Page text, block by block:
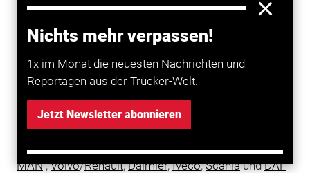
Nichts mehr verpassen!
1x im Monat die neuesten Nachrichten und
Reportagen aus der Trucker-Welt.
Jetzt Newsletter abonnieren
den kleinen und mittleren Unternehmen der Verbände
die Möglichkeit zu geben, Schadensersatz von den
Herstellern zu erhalten“, sagte Rechtsanwalt Peter
Gussone, dessen Kanzlei MJG (Meyer Jansen
Gussone) die VGG durch das Verfahren führt. Durch
teilnehmenden Unternehmen für die Klage weder
Kosten noch finanzielle Risiken. Sie gehen
gemeinsam gegen das Kartell der Lkw-Hersteller
MAN,Volvo/Renault,Daimler,Iveco,ScaniaundDAF